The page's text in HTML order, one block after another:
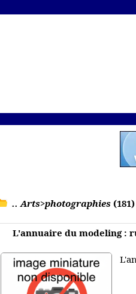
.. Arts>photographies (181)
L'annuaire du modeling :